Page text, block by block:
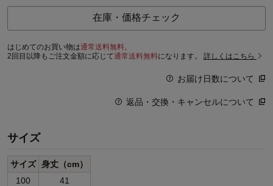
在庫・価格チェック
はじめてのお買い物は通常送料無料。
2回目以降もご注文金額に応じて通常送料無料になります。 詳しくはこちら
お届け日数について
返品・交換・キャンセルについて
サイズ
サイズ 身丈（cm）
100
41